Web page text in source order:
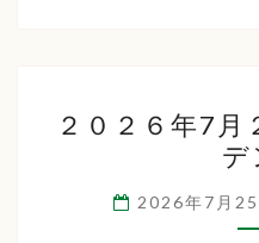
２０２６年7
デ
2026年7月25